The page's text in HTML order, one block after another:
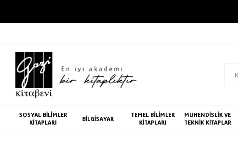
SOSYAL BİLİMLER
KİTAPLARI
BİLGİSAYAR
TEMEL BİLİMLER
KİTAPLARI
MÜHENDİSLİK VE
TEKNİK KİTAPLAR